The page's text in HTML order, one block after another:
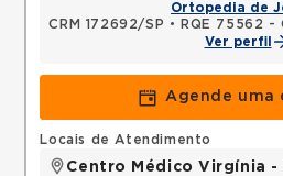
Ortopedia de
CRM 172692/SP •
RQE 75562 -
Ver perfil
Agende uma
Locais de Atendimento
Centro Médico Virgínia -